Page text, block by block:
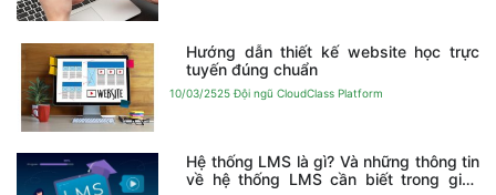
Hướng dẫn thiết kế website học trực
tuyến đúng chuẩn
10/03/2525 Đội ngũ CloudClass Platform
Hệ thống LMS là gì? Và những thông tin
về hệ thống LMS cần biết trong giáo